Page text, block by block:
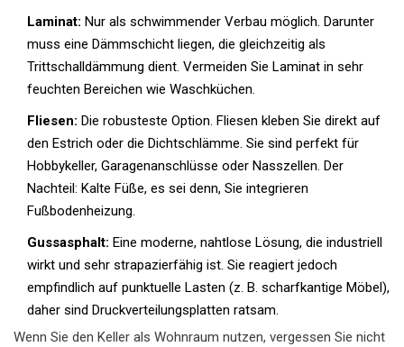
Laminat: Nur als schwimmender Verbau möglich. Darunter
muss eine Dämmschicht liegen, die gleichzeitig als
Trittschalldämmung dient. Vermeiden Sie Laminat in sehr
feuchten Bereichen wie Waschküchen.
Fliesen: Die robusteste Option. Fliesen kleben Sie direkt auf
den Estrich oder die Dichtschlämme. Sie sind perfekt für
Hobbykeller, Garagenanschlüsse oder Nasszellen. Der
Nachteil: Kalte Füße, es sei denn, Sie integrieren
Fußbodenheizung.
Gussasphalt: Eine moderne, nahtlose Lösung, die industriell
wirkt und sehr strapazierfähig ist. Sie reagiert jedoch
empfindlich auf punktuelle Lasten (z. B. scharfkantige Möbel),
daher sind Druckverteilungsplatten ratsam.
Wenn Sie den Keller als Wohnraum nutzen, vergessen Sie nicht